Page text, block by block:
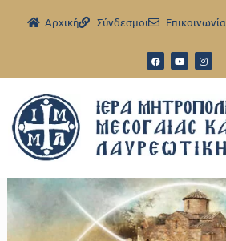
Aρχική Σύνδεσμοι Eπικοινωνία